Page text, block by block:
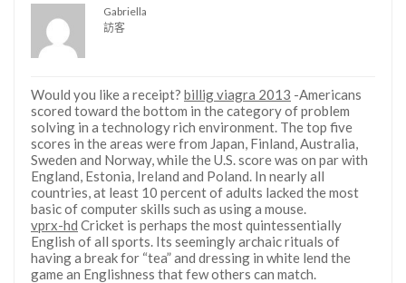
Gabriella
訪客
Would you like a receipt? billig viagra 2013 -Americans
scored toward the bottom in the category of problem
solving in a technology rich environment. The top five
scores in the areas were from Japan, Finland, Australia,
Sweden and Norway, while the U.S. score was on par with
England, Estonia, Ireland and Poland. In nearly all
countries, at least 10 percent of adults lacked the most
basic of computer skills such as using a mouse.
vprx-hd Cricket is perhaps the most quintessentially
English of all sports. Its seemingly archaic rituals of
having a break for “tea” and dressing in white lend the
game an Englishness that few others can match.